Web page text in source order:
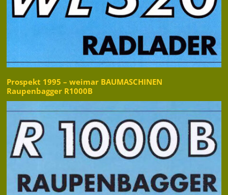
Prospekt 1995 – weimar BAUMASCHINEN
Raupenbagger R1000B